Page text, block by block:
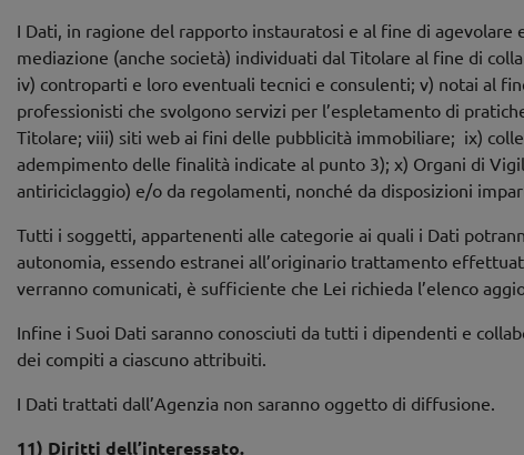
I Dati, in ragione del rapporto instauratosi e al fine di
mediazione (anche società) individuati dal Titolare al fine di
iv) controparti e loro eventuali tecnici e consulenti; v) notai al
professionisti che svolgono servizi per l’espletamento di
Titolare; viii) siti web ai fini delle pubblicità immobiliare; ix)
adempimento delle finalità indicate al punto 3); x) Organi di
antiriciclaggio) e/o da regolamenti, nonché da disposizioni
Tutti i soggetti, appartenenti alle categorie ai quali i Dati
autonomia, essendo estranei all’originario trattamento
verranno comunicati, è sufficiente che Lei richieda l’elenco
Infine i Suoi Dati saranno conosciuti da tutti i dipendenti e
dei compiti a ciascuno attribuiti.
I Dati trattati dall’Agenzia non saranno oggetto di diffusione.
11) Diritti dell’interessato.